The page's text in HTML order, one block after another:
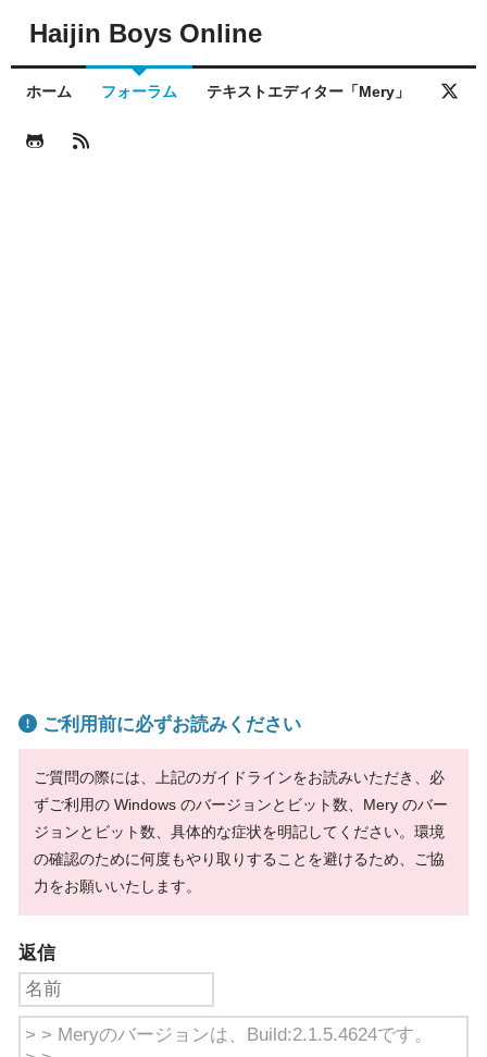
Haijin Boys Online
ホーム フォーラム テキストエディター「Mery」
ご利用前に必ずお読みください
ご質問の際には、上記のガイドラインをお読みいただき、必
ずご利用の Windows のバージョンとビット数、Mery のバー
ジョンとビット数、具体的な症状を明記してください。環境
の確認のために何度もやり取りすることを避けるため、ご協
力をお願いいたします。
返信